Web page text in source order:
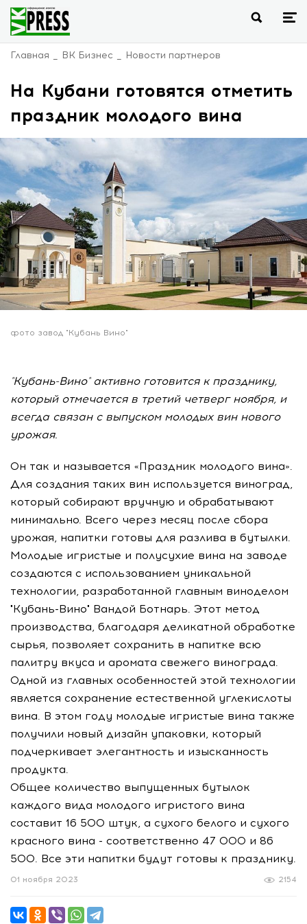
Главная ВК Бизнес Новости партнеров
На Кубани готовятся отметить
праздник молодого вина
фото завод "Кубань Вино"
"Кубань-Вино" активно готовится к празднику,
который отмечается в третий четверг ноября, и
всегда связан с выпуском молодых вин нового
урожая.
Он так и называется «Праздник молодого вина».
Для создания таких вин используется виноград,
который собирают вручную и обрабатывают
минимально. Всего через месяц после сбора
урожая, напитки готовы для разлива в бутылки.
Молодые игристые и полусухие вина на заводе
создаются с использованием уникальной
технологии, разработанной главным виноделом
"Кубань-Вино" Вандой Ботнарь. Этот метод
производства, благодаря деликатной обработке
сырья, позволяет сохранить в напитке всю
палитру вкуса и аромата свежего винограда.
Одной из главных особенностей этой технологии
является сохранение естественной углекислоты
вина. В этом году молодые игристые вина также
получили новый дизайн упаковки, который
подчеркивает элегантность и изысканность
продукта.
Общее количество выпущенных бутылок
каждого вида молодого игристого вина
составит 16 500 штук, а сухого белого и сухого
красного вина - соответственно 47 000 и 86
500. Все эти напитки будут готовы к празднику.
2154
01 ноября 2023